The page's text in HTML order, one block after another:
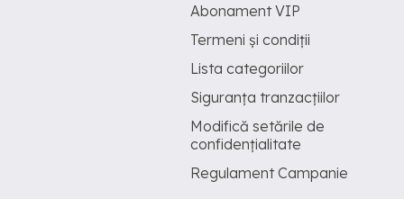
Abonament VIP
Termeni și condiții
Lista categoriilor
Siguranța tranzacțiilor
Modifică setările de
confidențialitate
Regulament Campanie